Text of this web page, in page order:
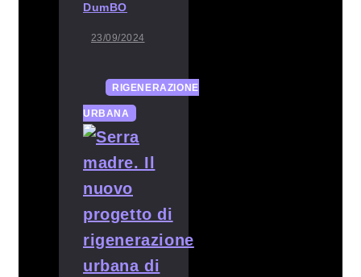
DumBO
23/09/2024
RIGENERAZIONE
URBANA